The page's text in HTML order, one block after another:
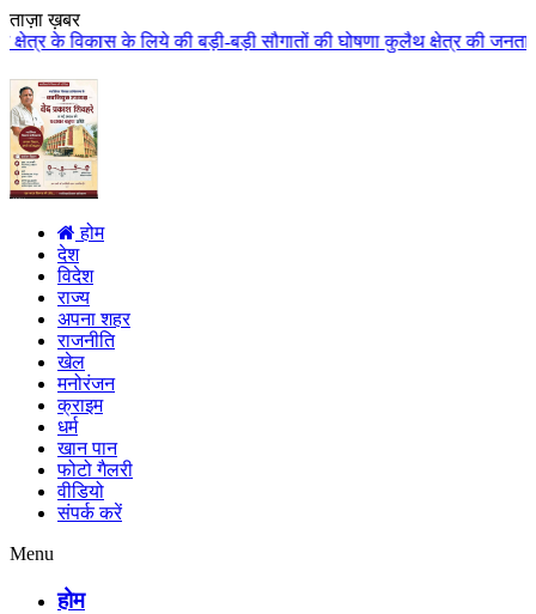
ताज़ा ख़बर
बड़ी-बड़ी सौगातों की घोषणा कुलैथ क्षेत्र की जनता ने मुख्यमंत्री डॉ.
होम
देश
विदेश
राज्य
अपना शहर
राजनीति
खेल
मनोरंजन
क्राइम
धर्म
खान पान
फोटो गैलरी
वीडियो
संपर्क करें
Menu
होम